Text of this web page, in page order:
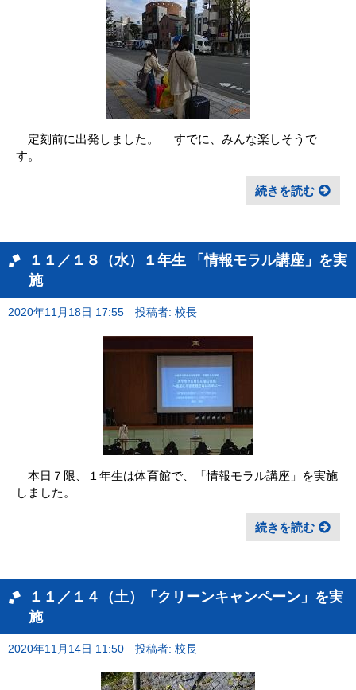
定刻前に出発しました。 すでに、みんな楽しそうで
す。
続きを読む
１１／１８（水）１年生 「情報モラル講座」を実
施
2020年11月18日 17:55 投稿者: 校長
本日７限、１年生は体育館で、「情報モラル講座」を実施
しました。
続きを読む
１１／１４（土）「クリーンキャンペーン」を実
施
2020年11月14日 11:50 投稿者: 校長